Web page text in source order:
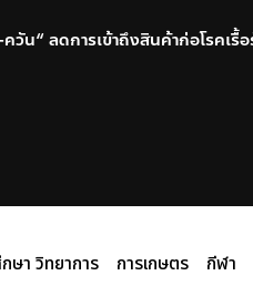
น“ ลดการเข้าถึงสินค้าก่อโรคเรื้
ทางหลวงเรียกตรวจ พิรุธโผล่เจอ
ษา วิทยาการ การเกษตร กีฬา